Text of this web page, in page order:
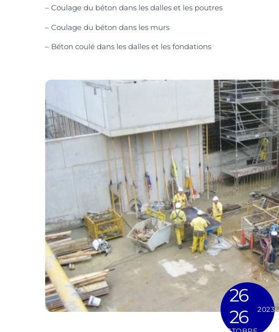
– Coulage du béton dans les dalles et les poutres
– Coulage du béton dans les murs
– Béton coulé dans les dalles et les fondations
26
26
2023